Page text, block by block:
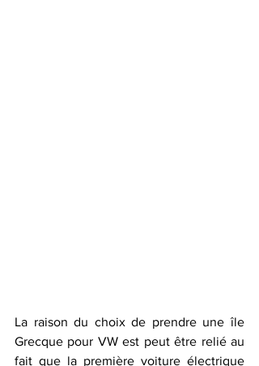
La raison du choix de prendre une île
Grecque pour VW est peut être relié au
fait que la première voiture électrique